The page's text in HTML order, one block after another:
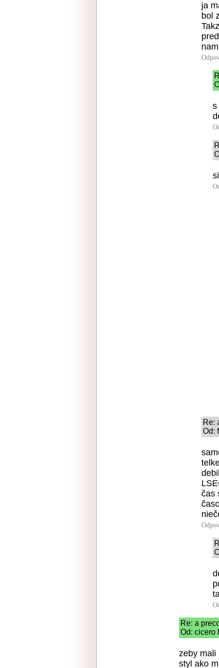
ja
bol
s
Re:
Od:
čas
Re: a
Od: cicero
zeby mali
styl ako